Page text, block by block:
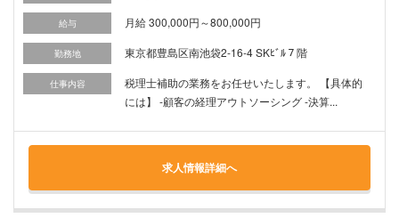
給与 月給 300,000円～800,000円
勤務地 東京都豊島区南池袋2-16-4 SKﾋﾞﾙ７階
仕事内容
税理士補助の業務をお任せいたします。 【具体的
には】 -顧客の経理アウトソーシング -決算...
求人情報詳細へ